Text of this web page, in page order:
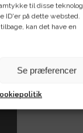
til disse
ID'er på dette websted.
kan det have en
Se præferencer